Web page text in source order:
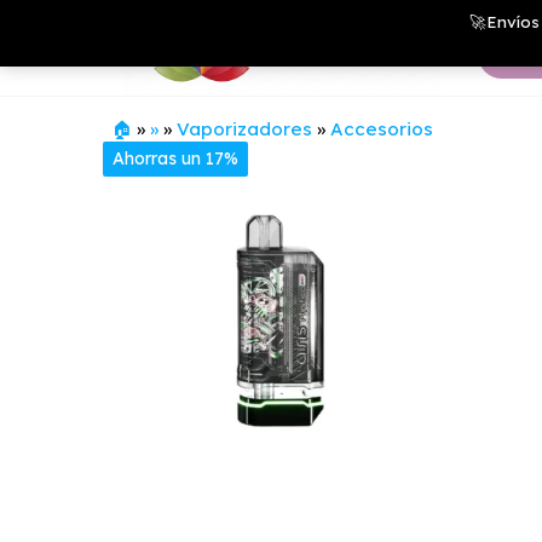
contenido
Growshop
& LED
🏠 » » » Vaporizadores » Accesorios
Ahorras un 17%